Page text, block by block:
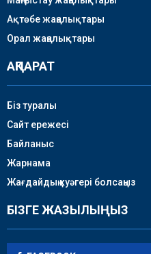
Ақтөбе жаңалықтары
Орал жаңалықтары
АҚПАРАТ
Біз туралы
Сайт ережесі
Байланыс
Жарнама
Жағдайдың куәгері болсаңыз
БІЗГЕ ЖАЗЫЛЫҢЫЗ